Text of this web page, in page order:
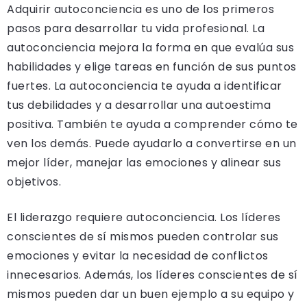
Adquirir autoconciencia es uno de los primeros
pasos para desarrollar tu vida profesional. La
autoconciencia mejora la forma en que evalúa sus
habilidades y elige tareas en función de sus puntos
fuertes. La autoconciencia te ayuda a identificar
tus debilidades y a desarrollar una autoestima
positiva. También te ayuda a comprender cómo te
ven los demás. Puede ayudarlo a convertirse en un
mejor líder, manejar las emociones y alinear sus
objetivos.
El liderazgo requiere autoconciencia. Los líderes
conscientes de sí mismos pueden controlar sus
emociones y evitar la necesidad de conflictos
innecesarios. Además, los líderes conscientes de sí
mismos pueden dar un buen ejemplo a su equipo y